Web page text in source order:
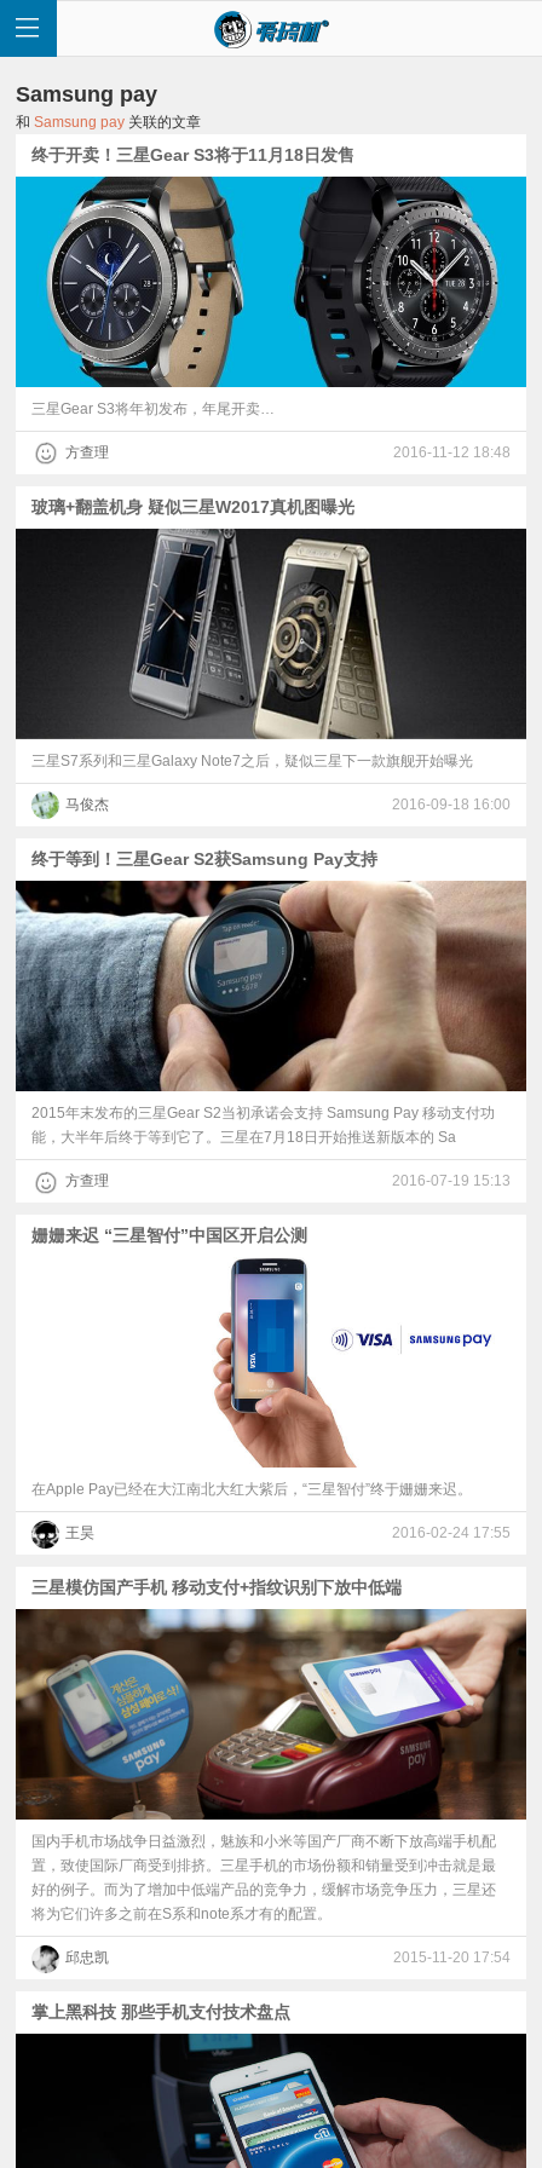
讯
普
验
专
题
Samsung pay
和Samsung pay 关联的文章
终于开卖！三星Gear S3将于11月18日发售
三星Gear S3将年初发布，年尾开卖…
方查理 2016-11-12 18:48
玻璃+翻盖机身 疑似三星W2017真机图曝光
三星S7系列和三星Galaxy Note7之后，疑似三星下一款旗舰开始曝光
马俊杰 2016-09-18 16:00
终于等到！三星Gear S2获Samsung Pay支持
2015年末发布的三星Gear S2当初承诺会支持 Samsung Pay 移动支付功
能，大半年后终于等到它了。三星在7月18日开始推送新版本的 Sa
方查理 2016-07-19 15:13
姗姗来迟 “三星智付”中国区开启公测
在Apple Pay已经在大江南北大红大紫后，“三星智付”终于姗姗来迟。
王昊 2016-02-24 17:55
三星模仿国产手机 移动支付+指纹识别下放中低端
国内手机市场战争日益激烈，魅族和小米等国产厂商不断下放高端手机配
置，致使国际厂商受到排挤。三星手机的市场份额和销量受到冲击就是最
好的例子。而为了增加中低端产品的竞争力，缓解市场竞争压力，三星还
将为它们许多之前在S系和note系才有的配置。
邱忠凯 2015-11-20 17:54
掌上黑科技 那些手机支付技术盘点